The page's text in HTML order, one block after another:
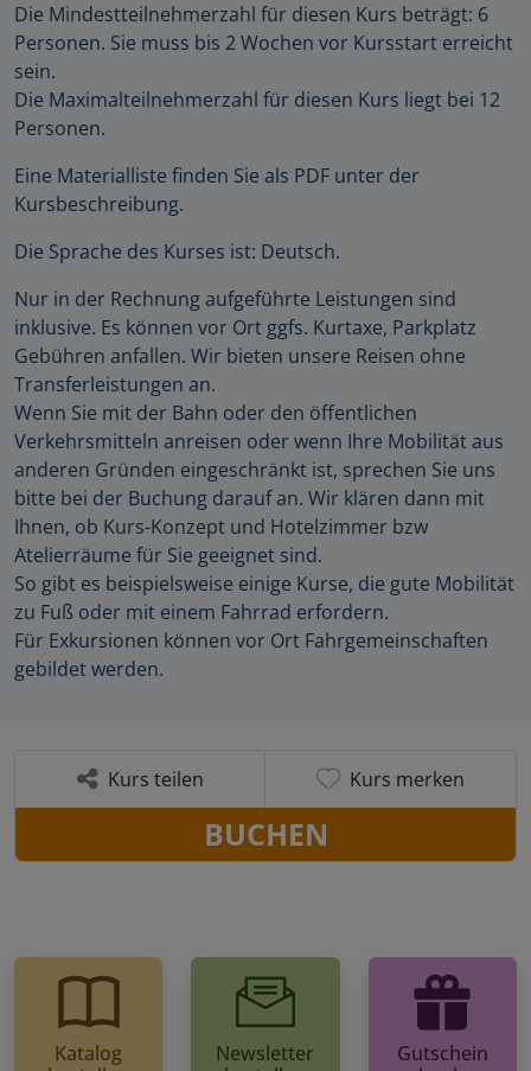
Die Mindestteilnehmerzahl für diesen Kurs beträgt: 6
Personen. Sie muss bis 2 Wochen vor Kursstart erreicht
sein.
Die Maximalteilnehmerzahl für diesen Kurs liegt bei 12
Personen.
Eine Materialliste finden Sie als PDF unter der
Kursbeschreibung.
Die Sprache des Kurses ist: Deutsch.
Nur in der Rechnung aufgeführte Leistungen sind
inklusive. Es können vor Ort ggfs. Kurtaxe, Parkplatz
Gebühren anfallen. Wir bieten unsere Reisen ohne
Transferleistungen an.
Wenn Sie mit der Bahn oder den öffentlichen
Verkehrsmitteln anreisen oder wenn Ihre Mobilität aus
anderen Gründen eingeschränkt ist, sprechen Sie uns
bitte bei der Buchung darauf an. Wir klären dann mit
Ihnen, ob Kurs-Konzept und Hotelzimmer bzw
Atelierräume für Sie geeignet sind.
So gibt es beispielsweise einige Kurse, die gute Mobilität
zu Fuß oder mit einem Fahrrad erfordern.
Für Exkursionen können vor Ort Fahrgemeinschaften
gebildet werden.
Kurs teilen Kurs merken
BUCHEN
Katalog
Newsletter
Gutschein